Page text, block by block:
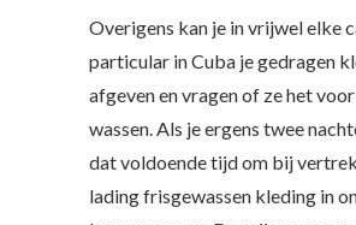
Overigens kan je in vrijwel elke
particular in Cuba je gedragen
afgeven en vragen of ze het
wassen. Als je ergens twee
dat voldoende tijd om bij
lading frisgewassen kleding in